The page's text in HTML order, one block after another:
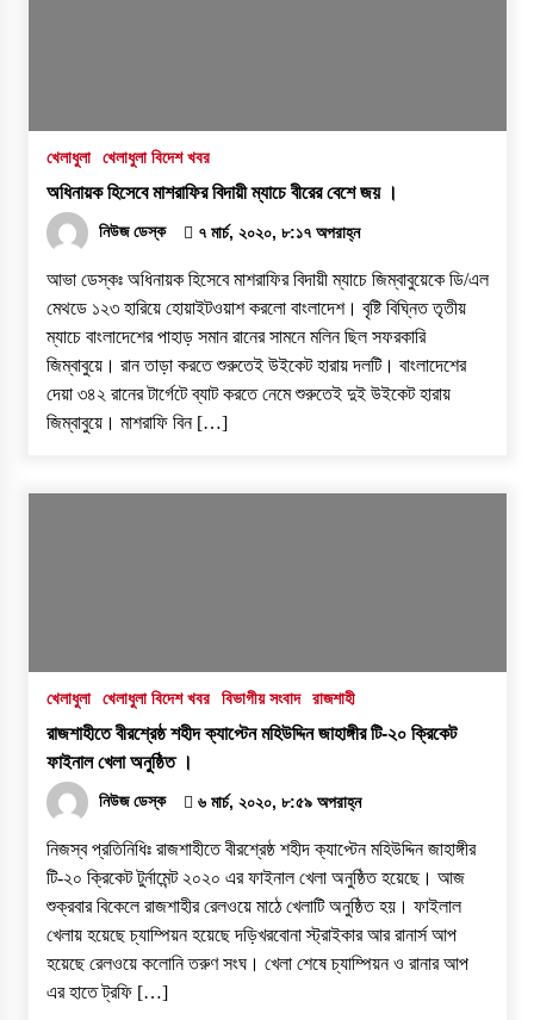
খেলাধুলা খেলাধুলা বিদেশ খবর
অধিনায়ক হিসেবে মাশরাফির বিদায়ী ম্যাচে বীরের বেশে জয় ।
নিউজ ডেস্ক ৭ মার্চ, ২০২০, ৮:১৭ অপরাহ্ন
আভা ডেস্কঃ অধিনায়ক হিসেবে মাশরাফির বিদায়ী ম্যাচে জিম্বাবুয়েকে ডি/এল
মেথডে ১২৩ হারিয়ে হোয়াইটওয়াশ করলো বাংলাদেশ। বৃষ্টি বিঘ্নিত তৃতীয়
ম্যাচে বাংলাদেশের পাহাড় সমান রানের সামনে মলিন ছিল সফরকারি
জিম্বাবুয়ে। রান তাড়া করতে শুরুতেই উইকেট হারায় দলটি। বাংলাদেশের
দেয়া ৩৪২ রানের টার্গেটে ব্যাট করতে নেমে শুরুতেই দুই উইকেট হারায়
জিম্বাবুয়ে। মাশরাফি বিন […]
খেলাধুলা খেলাধুলা বিদেশ খবর বিভাগীয় সংবাদ রাজশাহী
রাজশাহীতে বীরশ্রেষ্ঠ শহীদ ক্যাপ্টেন মহিউদ্দিন জাহাঙ্গীর টি-২০ ক্রিকেট
ফাইনাল খেলা অনুষ্ঠিত ।
নিউজ ডেস্ক ৬ মার্চ, ২০২০, ৮:৫৯ অপরাহ্ন
নিজস্ব প্রতিনিধিঃ রাজশাহীতে বীরশ্রেষ্ঠ শহীদ ক্যাপ্টেন মহিউদ্দিন জাহাঙ্গীর
টি-২০ ক্রিকেট টুর্নামেন্ট ২০২০ এর ফাইনাল খেলা অনুষ্ঠিত হয়েছে। আজ
শুক্রবার বিকেলে রাজশাহীর রেলওয়ে মাঠে খেলাটি অনুষ্ঠিত হয়। ফাইলাল
খেলায় হয়েছে চ্যাম্পিয়ন হয়েছে দড়িখরবোনা স্ট্রাইকার আর রানার্স আপ
হয়েছে রেলওয়ে কলোনি তরুণ সংঘ। খেলা শেষে চ্যাম্পিয়ন ও রানার আপ
এর হাতে ট্রফি […]